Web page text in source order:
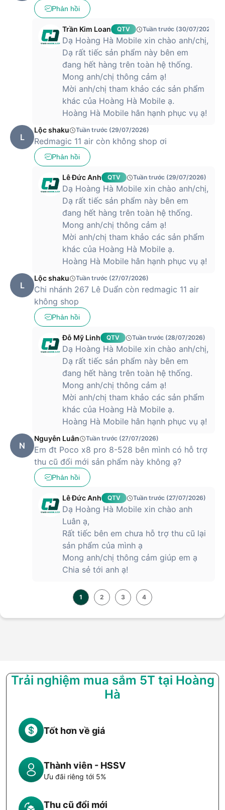
Phản hồi
Trần Kim Loan QTV Tuần trước (30/07/2026)
Dạ Hoàng Hà Mobile xin chào anh/chị,
Dạ rất tiếc sản phẩm này bên em
đang hết hàng trên toàn hệ thống.
Mong anh/chị thông cảm ạ!
Mời anh/chị tham khảo các sản phẩm
khác của Hoàng Hà Mobile ạ.
Hoàng Hà Mobile hân hạnh phục vụ ạ!
L
Lộc shaku Tuần trước (29/07/2026)
Redmagic 11 air còn không shop ơi
Phản hồi
Lê Đức Anh QTV Tuần trước (29/07/2026)
Dạ Hoàng Hà Mobile xin chào anh/chị,
Dạ rất tiếc sản phẩm này bên em
đang hết hàng trên toàn hệ thống.
Mong anh/chị thông cảm ạ!
Mời anh/chị tham khảo các sản phẩm
khác của Hoàng Hà Mobile ạ.
Hoàng Hà Mobile hân hạnh phục vụ ạ!
L
Lộc shaku Tuần trước (27/07/2026)
Chi nhánh 267 Lê Duẩn còn redmagic 11 air
không shop
Phản hồi
Đỗ Mỹ Linh QTV Tuần trước (28/07/2026)
Dạ Hoàng Hà Mobile xin chào anh/chị,
Dạ rất tiếc sản phẩm này bên em
đang hết hàng trên toàn hệ thống.
Mong anh/chị thông cảm ạ!
Mời anh/chị tham khảo các sản phẩm
khác của Hoàng Hà Mobile ạ.
Hoàng Hà Mobile hân hạnh phục vụ ạ!
N
Nguyễn Luân Tuần trước (27/07/2026)
Em đt Poco x8 pro 8-528 bên mình có hỗ trợ
thu cũ đổi mới sản phẩm này không ạ?
Phản hồi
Lê Đức Anh QTV Tuần trước (27/07/2026)
Dạ Hoàng Hà Mobile xin chào anh
Luân ạ,
Rất tiếc bên em chưa hỗ trợ thu cũ lại
sản phẩm của mình ạ
Mong anh/chị thông cảm giúp em ạ
Chia sẻ tới anh ạ!
1 2 3 4
Trải nghiệm mua sắm 5T tại Hoàng
Hà
Tốt hơn về giá
Thành viên - HSSV
Ưu đãi riêng tới 5%
Thu cũ đổi mới